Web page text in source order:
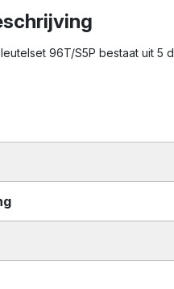
96T/S5P bestaat uit 5